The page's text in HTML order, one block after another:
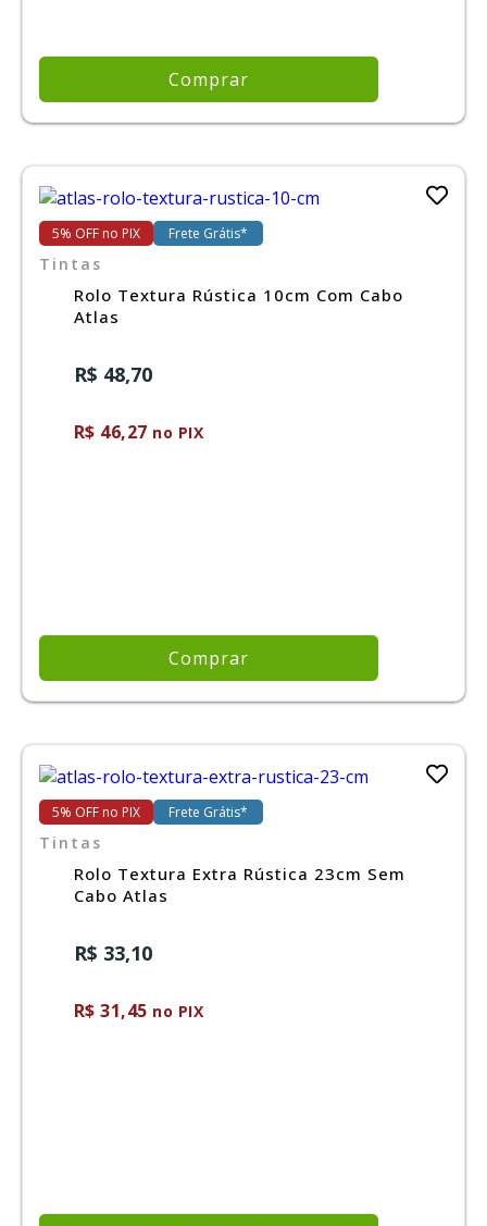
Comprar
5% OFF no PIX Frete Grátis*
Tintas
Rolo Textura Rústica 10cm Com Cabo
Atlas
R$ 48,70
R$ 46,27 no PIX
Comprar
5% OFF no PIX Frete Grátis*
Tintas
Rolo Textura Extra Rústica 23cm Sem
Cabo Atlas
R$ 33,10
R$ 31,45 no PIX